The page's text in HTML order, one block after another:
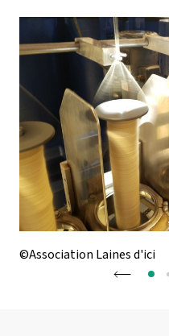
©Association Laines d'ici